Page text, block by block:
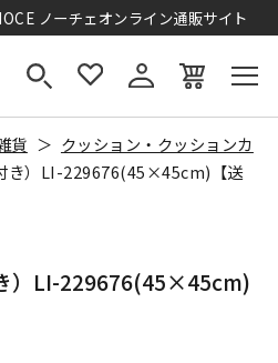
ノーチェオンライン通販サイト
貨
クッション・クッションカ
き）LI-229676(45×45cm)【送
）LI-229676(45×45cm)